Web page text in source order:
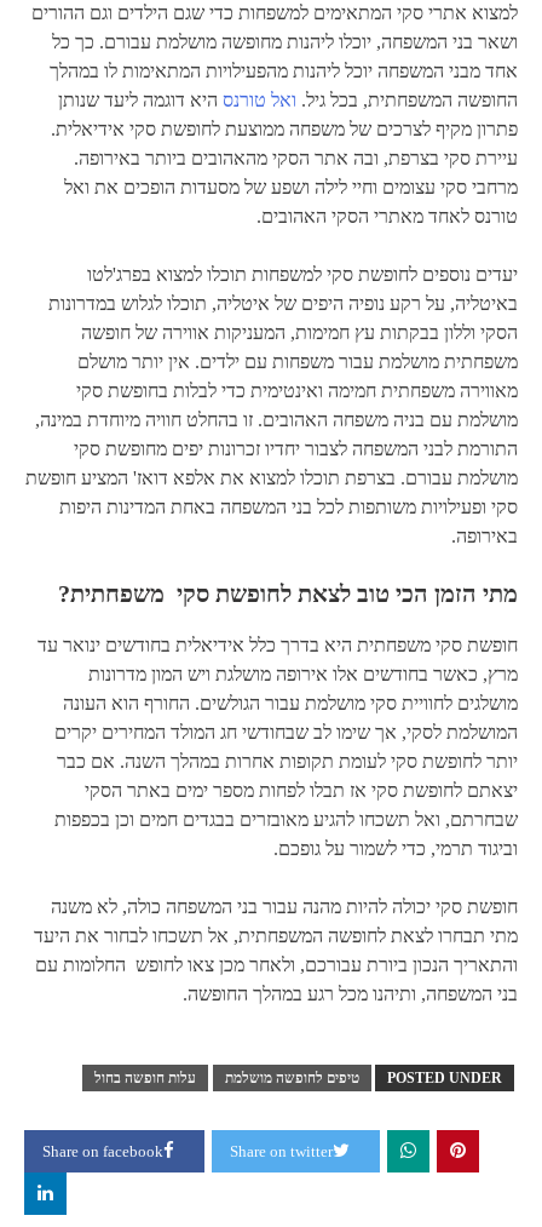
למצוא אתרי סקי המתאימים למשפחות כדי שגם הילדים וגם ההורים
ושאר בני המשפחה, יוכלו ליהנות מחופשה מושלמת עבורם. כך כל
אחד מבני המשפחה יוכל ליהנות מהפעילויות המתאימות לו במהלך
החופשה המשפחתית, בכל גיל. ואל טורנס היא דוגמה ליעד שנותן
פתרון מקיף לצרכים של משפחה ממוצעת לחופשת סקי אידיאלית.
עיירת סקי בצרפת, ובה אתר הסקי מהאהובים ביותר באירופה.
מרחבי סקי עצומים וחיי לילה ושפע של מסעדות הופכים את ואל
טורנס לאחד מאתרי הסקי האהובים.
יעדים נוספים לחופשת סקי למשפחות תוכלו למצוא בפרג'לטו
באיטליה, על רקע נופיה היפים של איטליה, תוכלו לגלוש במדרונות
הסקי וללון בבקתות עץ חמימות, המעניקות אווירה של חופשה
משפחתית מושלמת עבור משפחות עם ילדים. אין יותר מושלם
מאווירה משפחתית חמימה ואינטימית כדי לבלות בחופשת סקי
מושלמת עם בניה משפחה האהובים. זו בהחלט חוויה מיוחדת במינה,
התורמת לבני המשפחה לצבור יחדיו זכרונות יפים מחופשת סקי
מושלמת עבורם. בצרפת תוכלו למצוא את אלפא דואז' המציע חופשת
סקי ופעילויות משותפות לכל בני המשפחה באחת המדינות היפות
באירופה.
מתי הזמן הכי טוב לצאת לחופשת סקי משפחתית?
חופשת סקי משפחתית היא בדרך כלל אידיאלית בחודשים ינואר עד
מרץ, כאשר בחודשים אלו אירופה מושלגת ויש המון מדרונות
מושלגים לחוויית סקי מושלמת עבור הגולשים. החורף הוא העונה
המושלמת לסקי, אך שימו לב שבחודשי חג המולד המחירים יקרים
יותר לחופשת סקי לעומת תקופות אחרות במהלך השנה. אם כבר
יצאתם לחופשת סקי אז תבלו לפחות מספר ימים באתר הסקי
שבחרתם, ואל תשכחו להגיע מאובזרים בבגדים חמים וכן בכפפות
וביגוד תרמי, כדי לשמור על גופכם.
חופשת סקי יכולה להיות מהנה עבור בני המשפחה כולה, לא משנה
מתי תבחרו לצאת לחופשה המשפחתית, אל תשכחו לבחור את היעד
והתאריך הנכון ביורת עבורכם, ולאחר מכן צאו לחופש החלומות עם
בני המשפחה, ותיהנו מכל רגע במהלך החופשה.
POSTED UNDER טיפים לחופשה מושלמת עלות חופשה בחול
Share on facebook Share on twitter